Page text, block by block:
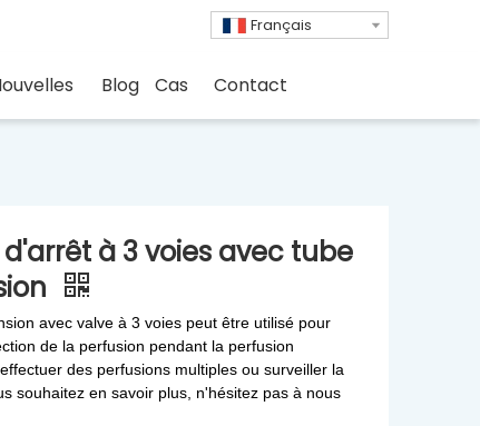
Français
Blog Cas Contact
à 3 voies avec tube
avec valve à 3 voies peut être utilisé pour
de la perfusion pendant la perfusion
des perfusions multiples ou surveiller la
souhaitez en savoir plus, n'hésitez pas à nous